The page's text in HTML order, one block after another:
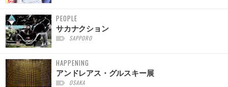
PEOPLE
サカナクション
SAPPORO
HAPPENING
アンドレアス・グルスキー展
OSAKA